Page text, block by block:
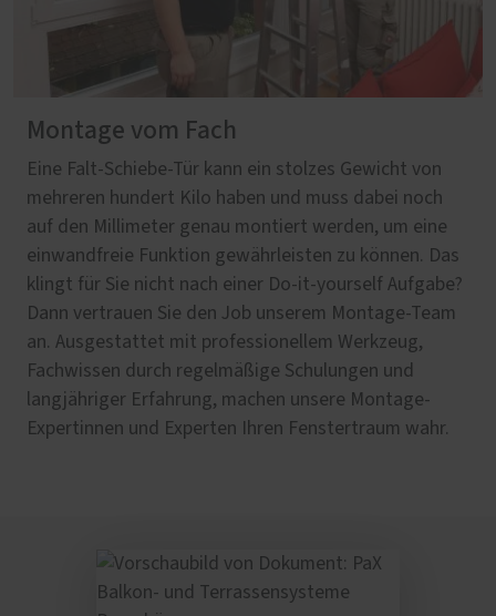
Montage vom Fach
Eine Falt-Schiebe-Tür kann ein stolzes Gewicht von
mehreren hundert Kilo haben und muss dabei noch
auf den Millimeter genau montiert werden, um eine
einwandfreie Funktion gewährleisten zu können. Das
klingt für Sie nicht nach einer Do-it-yourself Aufgabe?
Dann vertrauen Sie den Job unserem Montage-Team
an. Ausgestattet mit professionellem Werkzeug,
Fachwissen durch regelmäßige Schulungen und
langjähriger Erfahrung, machen unsere Montage-
Expertinnen und Experten Ihren Fenstertraum wahr.